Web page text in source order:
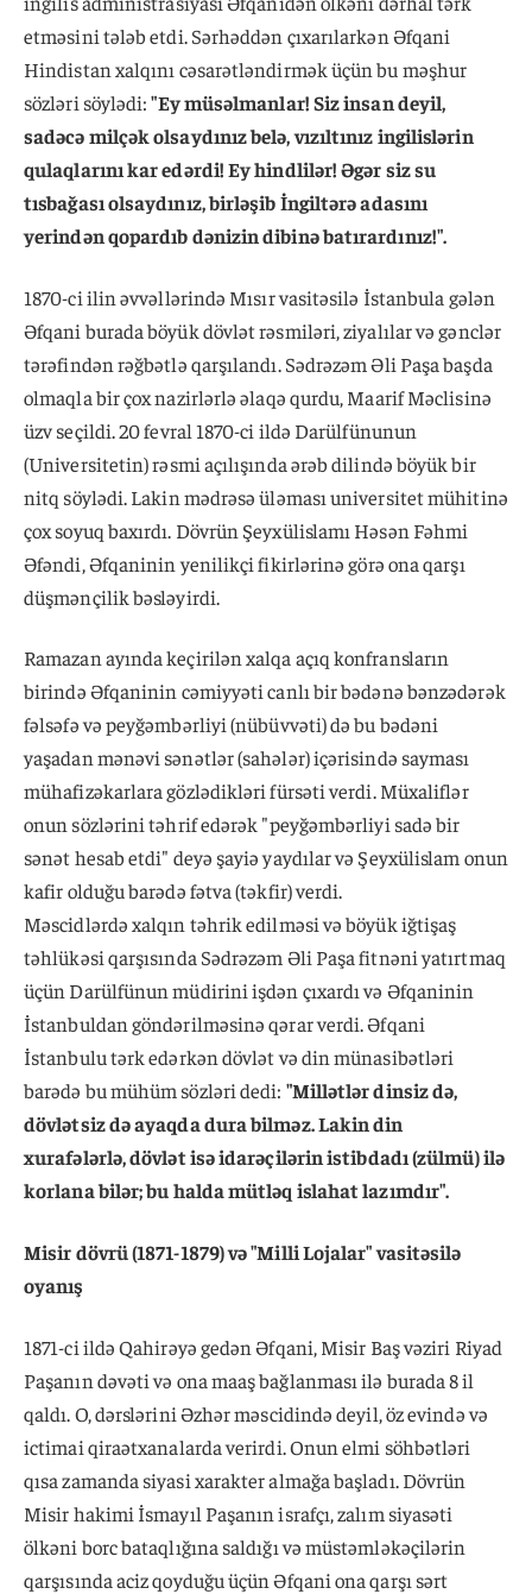
etməsini tələb etdi. Sərhəddən çıxarılarkən Əfqani
Hindistan xalqını cəsarətləndirmək üçün bu məşhur
sözləri söylədi:"Ey müsəlmanlar! Siz insan deyil,
sadəcə milçək olsaydınız belə, vızıltınız ingilislərin
qulaqlarını kar edərdi! Ey hindlilər! Əgər siz su
tısbağası olsaydınız, birləşib İngiltərə adasını
yerindən qopardıb dənizin dibinə batırardınız!".
1870-ci ilin əvvəllərində Mısır vasitəsilə İstanbula gələn
Əfqani burada böyük dövlət rəsmiləri, ziyalılar və gənclər
tərəfindən rəğbətlə qarşılandı. Sədrəzəm Əli Paşa başda
olmaqla bir çox nazirlərlə əlaqə qurdu, Maarif Məclisinə
üzv seçildi. 20 fevral 1870-ci ildə Darülfünunun
(Universitetin) rəsmi açılışında ərəb dilində böyük bir
nitq söylədi. Lakin mədrəsə üləması universitet mühitinə
çox soyuq baxırdı. Dövrün Şeyxülislamı Həsən Fəhmi
Əfəndi, Əfqaninin yenilikçi fikirlərinə görə ona qarşı
düşmənçilik bəsləyirdi.
Ramazan ayında keçirilən xalqa açıq konfransların
birində Əfqaninin cəmiyyəti canlı bir bədənə bənzədərək
fəlsəfə və peyğəmbərliyi (nübüvvəti) də bu bədəni
yaşadan mənəvi sənətlər (sahələr) içərisində sayması
mühafizəkarlara gözlədikləri fürsəti verdi. Müxaliflər
onun sözlərini təhrif edərək "peyğəmbərliyi sadə bir
sənət hesab etdi" deyə şayiə yaydılar və Şeyxülislam onun
kafir olduğu barədə fətva (təkfir) verdi.
Məscidlərdə xalqın təhrik edilməsi və böyük iğtişaş
təhlükəsi qarşısında Sədrəzəm Əli Paşa fitnəni yatırtmaq
üçün Darülfünun müdirini işdən çıxardı və Əfqaninin
İstanbuldan göndərilməsinə qərar verdi. Əfqani
İstanbulu tərk edərkən dövlət və din münasibətləri
barədə bu mühüm sözləri dedi: "Millətlər dinsiz də,
dövlətsiz də ayaqda dura bilməz. Lakin din
xurafələrlə, dövlət isə idarəçilərin istibdadı (zülmü) ilə
korlana bilər; bu halda mütləq islahat lazımdır".
Misir dövrü (1871-1879) və "Milli Lojalar" vasitəsilə
oyanış
1871-ci ildə Qahirəyə gedən Əfqani, Misir Baş vəziri Riyad
Paşanın dəvəti və ona maaş bağlanması ilə burada 8 il
qaldı. O, dərslərini Əzhər məscidində deyil, öz evində və
ictimai qiraətxanalarda verirdi. Onun elmi söhbətləri
qısa zamanda siyasi xarakter almağa başladı. Dövrün
Misir hakimi İsmayıl Paşanın israfçı, zalım siyasəti
ölkəni borc bataqlığına saldığı və müstəmləkəçilərin
qarşısında aciz qoyduğu üçün Əfqani ona qarşı sərt